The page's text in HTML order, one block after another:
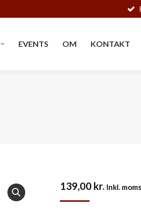
EVENTS OM KONTAKT
139,00 kr. Inkl. moms